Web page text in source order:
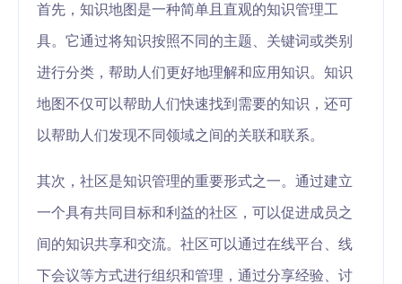
首先，知识地图是一种简单且直观的知识管理工
具。它通过将知识按照不同的主题、关键词或类别
进行分类，帮助人们更好地理解和应用知识。知识
地图不仅可以帮助人们快速找到需要的知识，还可
以帮助人们发现不同领域之间的关联和联系。
其次，社区是知识管理的重要形式之一。通过建立
一个具有共同目标和利益的社区，可以促进成员之
间的知识共享和交流。社区可以通过在线平台、线
下会议等方式进行组织和管理，通过分享经验、讨